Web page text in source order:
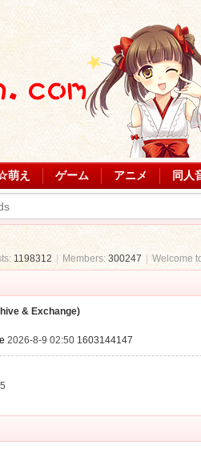
萌え ゲーム アニメ 同人
1198312 Members: 300247 Welcome
& Exchange)
2026-8-9 02:50 1603144147